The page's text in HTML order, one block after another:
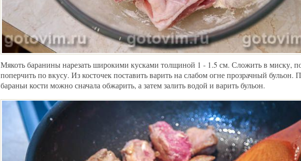
Мякоть баранины нарезать широкими кусками толщиной 1 - 1.5 см. Сложить в миску,
поперчить по вкусу. Из косточек поставить варить на слабом огне прозрачный
бараньи кости можно сначала обжарить, а затем залить водой и варить бульон.